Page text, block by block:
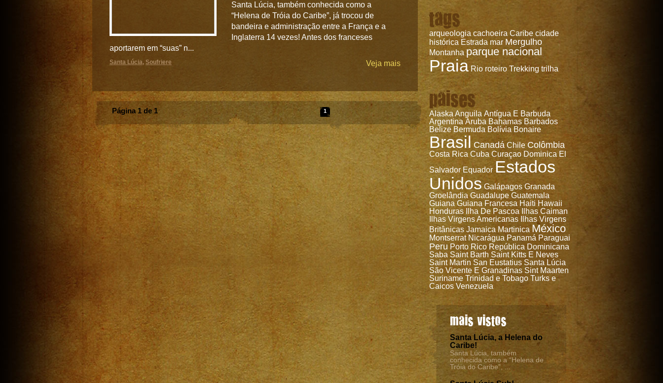
tags
arqueologia cachoeira Caribe cidade
histórica Estrada mar Mergulho
Montanha parque nacional
Praia Rio roteiro Trekking trilha
paises
Alaska Anguila Antígua E Barbuda
Argentina Aruba Bahamas Barbados
Belize Bermuda Bolívia Bonaire
Brasil Canadá Chile Colômbia
Costa Rica Cuba Curaçao Dominica El
Salvador Equador Estados
Unidos Galápagos Granada
Groelândia Guadalupe Guatemala
Guiana Guiana Francesa Haiti Hawaii
Honduras Ilha De Pascoa Ilhas Caiman
Ilhas Virgens Americanas
Ilhas Virgens
Britânicas Jamaica Martinica México
Montserrat Nicarágua Panamá Paraguai
Peru Porto Rico República Dominicana
Saba Saint Barth Saint Kitts E Neves
Saint Martin San Eustatius Santa Lúcia
São Vicente E Granadinas Sint Maarten
Suriname Trinidad e Tobago Turks e
Caicos Venezuela
mais vistos
Santa Lúcia, a Helena do
Caribe!
Santa Lúcia, também
conhecida como a “Helena de
Tróia do Caribe”, ...
Santa Lúcia, também conhecida como a
“Helena de Tróia do Caribe”, já trocou de
bandeira e administração entre a França e a
Inglaterra 14 vezes! Antes dos franceses
aportarem em “suas” n...
Veja mais
Santa Lúcia, Soufriere
1
Página 1 de 1